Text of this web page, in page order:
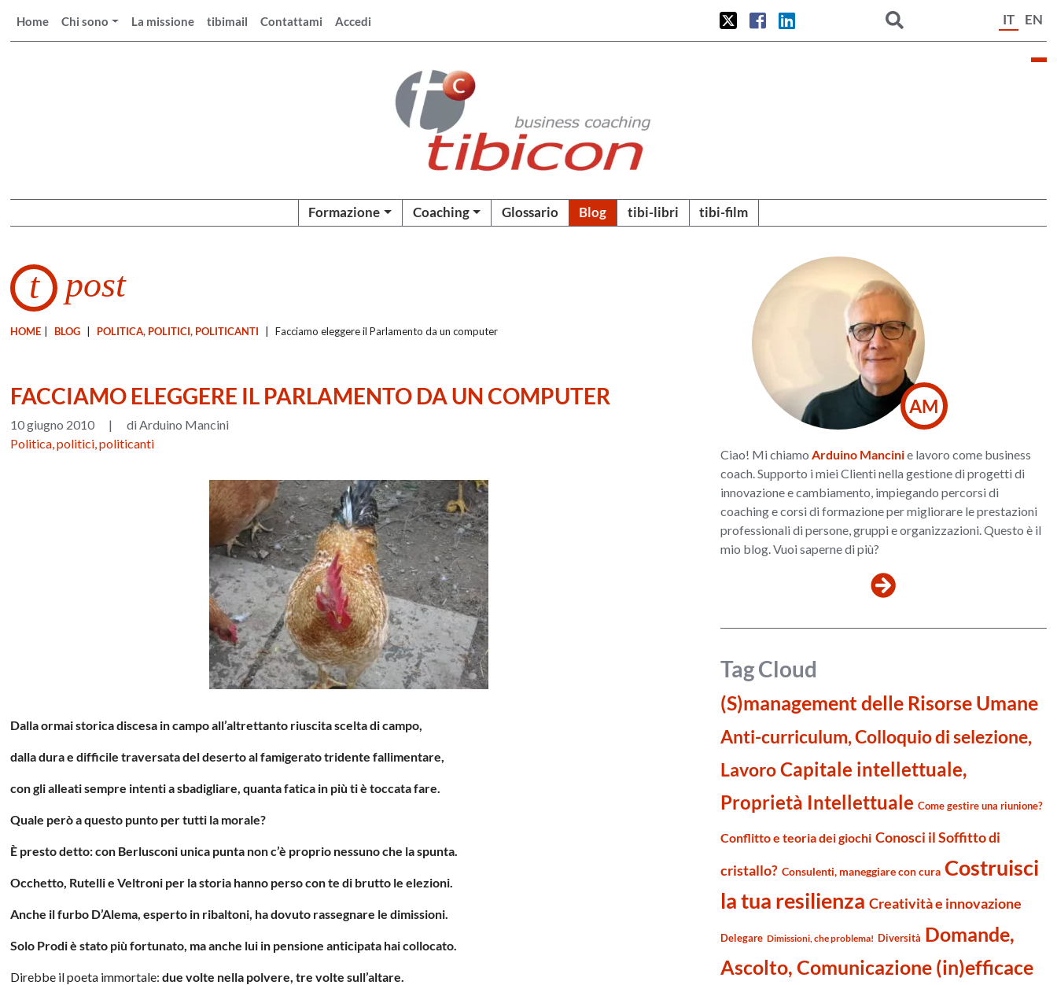
Home Chi sono La missione tibimail Contattami Accedi IT EN
Formazione Coaching Glossario Blog tibi-libri tibi-film
t post
HOME BLOG POLITICA, POLITICI, POLITICANTI Facciamo eleggere il Parlamento da un computer
FACCIAMO ELEGGERE IL PARLAMENTO DA UN COMPUTER
10 giugno 2010 |
di Arduino Mancini
Politica, politici, politicanti
Dalla ormai storica discesa in campoall’altrettanto riuscita scelta di campo,
dalla dura e difficile traversata del desertoal famigerato tridente fallimentare,
con gli alleati sempre intenti a sbadigliare, quanta fatica in più ti è toccata fare.
Quale però a questo punto per tutti la morale?
È presto detto: con Berlusconi unica punta non c’è proprio nessuno che la spunta.
Occhetto, Rutelli e Veltroni per la storia hanno perso con te di brutto le elezioni.
Anche il furbo D’Alema, esperto in ribaltoni, ha dovuto rassegnare le dimissioni.
Solo Prodi è stato più fortunato, ma anche lui in pensione anticipata hai collocato.
Direbbe il poeta immortale:due volte nella polvere, tre volte sull’altare.
AM
Ciao! Mi chiamo Arduino Mancinie lavoro come business
coach. Supporto i miei Clienti nella gestione di progetti di
innovazione e cambiamento, impiegando percorsi di
coaching e corsi di formazione per migliorare le prestazioni
professionali di persone, gruppi e organizzazioni. Questo è il
mio blog. Vuoi saperne di più?
Tag Cloud
(S)management delle Risorse Umane
Anti-curriculum, Colloquio di selezione,
LavoroCapitale intellettuale,
Proprietà Intellettuale Come gestire una riunione?
Conflitto e teoria dei giochi Conosci il Soffitto di
cristallo? Consulenti, maneggiare con cura Costruisci
la tua resilienza Creatività e innovazione
Delegare Dimissioni, che problema! Diversità Domande,
Ascolto, Comunicazione (in)efficace